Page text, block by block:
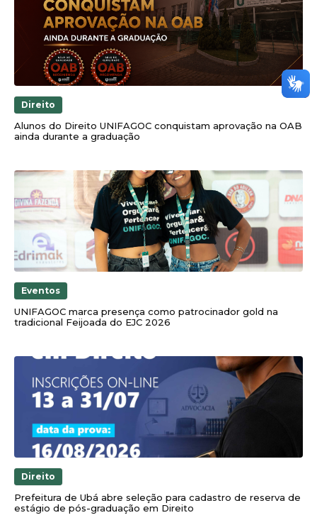
Direito
Alunos do Direito UNIFAGOC conquistam aprovação na OAB
ainda durante a graduação
Eventos
UNIFAGOC marca presença como patrocinador gold na
tradicional Feijoada do EJC 2026
Direito
Prefeitura de Ubá abre seleção para cadastro de reserva de
estágio de pós-graduação em Direito